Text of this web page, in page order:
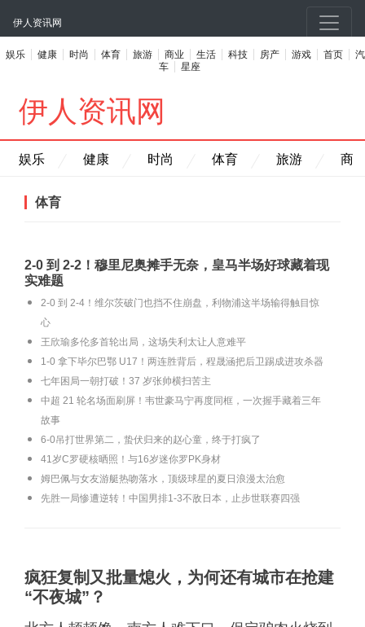
伊人资讯网
娱乐 健康 时尚 体育 旅游 商业 生活 科技 房产 游戏 首页
汽
车
星座
伊人资讯网
娱乐 健康 时尚 体育 旅游 商
体育
2‑0 到 2‑2！穆里尼奥摊手无奈，皇马半场好球藏着现
实难题
2‑0 到 2‑4！维尔茨破门也挡不住崩盘，利物浦这半场输得触目惊
心
王欣瑜多伦多首轮出局，这场失利太让人意难平
1‑0 拿下毕尔巴鄂 U17！两连胜背后，程晟涵把后卫踢成进攻杀器
七年困局一朝打破！37 岁张帅横扫苦主
中超 21 轮名场面刷屏！韦世豪马宁再度同框，一次握手藏着三年
故事
6-0吊打世界第二，蛰伏归来的赵心童，终于打疯了
41岁C罗硬核晒照！与16岁迷你罗PK身材
姆巴佩与女友游艇热吻落水，顶级球星的夏日浪漫太治愈
先胜一局惨遭逆转！中国男排1-3不敌日本，止步世联赛四强
疯狂复制又批量熄火，为何还有城市在抢建
“不夜城”？